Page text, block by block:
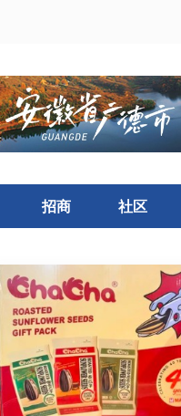
招商 社区